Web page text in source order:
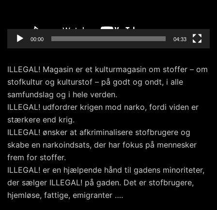
00:00 04:33
ILLEGAL! Magasin er et kulturmagasin om stoffer – om
stofkultur og kulturstof – på godt og ondt, i alle
samfundslag og i hele verden.
ILLEGAL! udfordrer krigen mod narko, fordi viden er
stærkere end krig.
ILLEGAL! ønsker at afkriminalisere stofbrugere og
skabe en narkoindsats, der har fokus på mennesker
frem for stoffer.
ILLEGAL! er en hjælpende hånd til gadens minoriteter,
der sælger ILLEGAL! på gaden. Det er stofbrugere,
hjemløse, fattige, emigranter ….